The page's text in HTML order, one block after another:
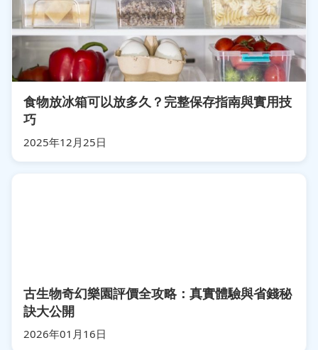
食物放冰箱可以放多久？完整保存指南與實用技
巧
2025年12月25日
古生物奇幻樂園評價全攻略：真實體驗與省錢秘
訣大公開
2026年01月16日